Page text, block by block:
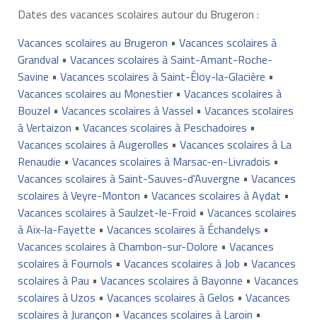
Dates des vacances scolaires autour du Brugeron :
Vacances scolaires au Brugeron • Vacances scolaires à
Grandval • Vacances scolaires à Saint-Amant-Roche-
Savine • Vacances scolaires à Saint-Éloy-la-Glacière •
Vacances scolaires au Monestier• Vacances scolaires à
Bouzel • Vacances scolaires à Vassel • Vacances scolaires
à Vertaizon • Vacances scolaires à Peschadoires •
Vacances scolaires à Augerolles • Vacances scolaires à La
Renaudie • Vacances scolaires à Marsac-en-Livradois •
Vacances scolaires à Saint-Sauves-d'Auvergne • Vacances
scolaires à Veyre-Monton • Vacances scolaires à Aydat •
Vacances scolaires à Saulzet-le-Froid • Vacances scolaires
à Aix-la-Fayette • Vacances scolaires à Échandelys •
Vacances scolaires à Chambon-sur-Dolore • Vacances
scolaires à Fournols • Vacances scolaires à Job • Vacances
scolaires à Pau • Vacances scolaires à Bayonne • Vacances
scolaires à Uzos • Vacances scolaires à Gelos • Vacances
scolaires à Jurançon • Vacances scolaires à Laroin •